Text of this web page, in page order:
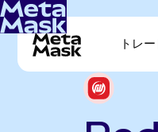
トレー